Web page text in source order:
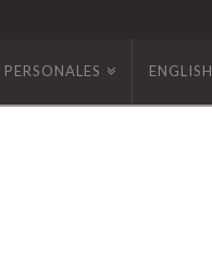
PERSONALES ENGLISH